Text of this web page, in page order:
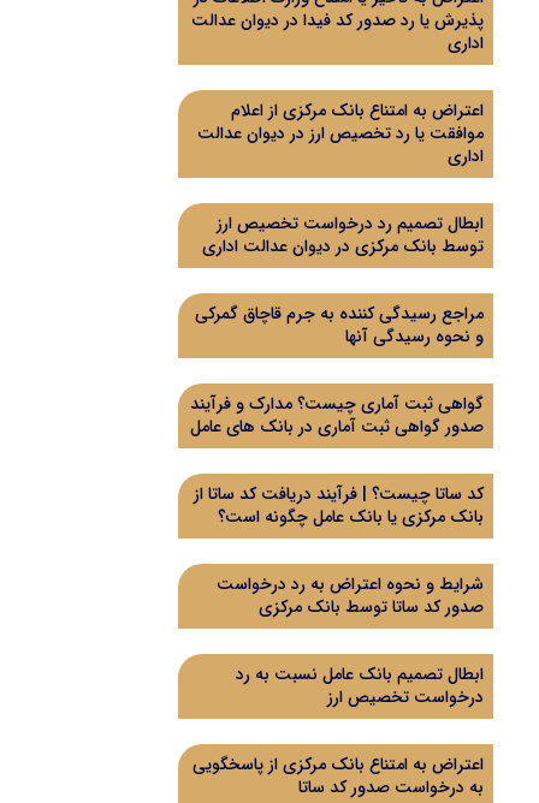
پذیرش یا رد صدور کد فیدا در دیوان عدالت
اداری
اعتراض به امتناع بانک مرکزی از اعلام
موافقت یا رد تخصیص ارز در دیوان عدالت
اداری
ابطال تصمیم رد درخواست تخصیص ارز
توسط بانک مرکزی در دیوان عدالت اداری
مراجع رسیدگی کننده به جرم قاچاق گمرکی
و نحوه رسیدگی آنها
گواهی ثبت آماری چیست؟ مدارک و فرآیند
صدور گواهی ثبت آماری در بانک های عامل
کد ساتا چیست؟ | فرآیند دریافت کد ساتا از
بانک مرکزی یا بانک عامل چگونه است؟
شرایط و نحوه اعتراض به رد درخواست
صدور کد ساتا توسط بانک مرکزی
ابطال تصمیم بانک عامل نسبت به رد
درخواست تخصیص ارز
اعتراض به امتناع بانک مرکزی از پاسخگویی
به درخواست صدور کد ساتا